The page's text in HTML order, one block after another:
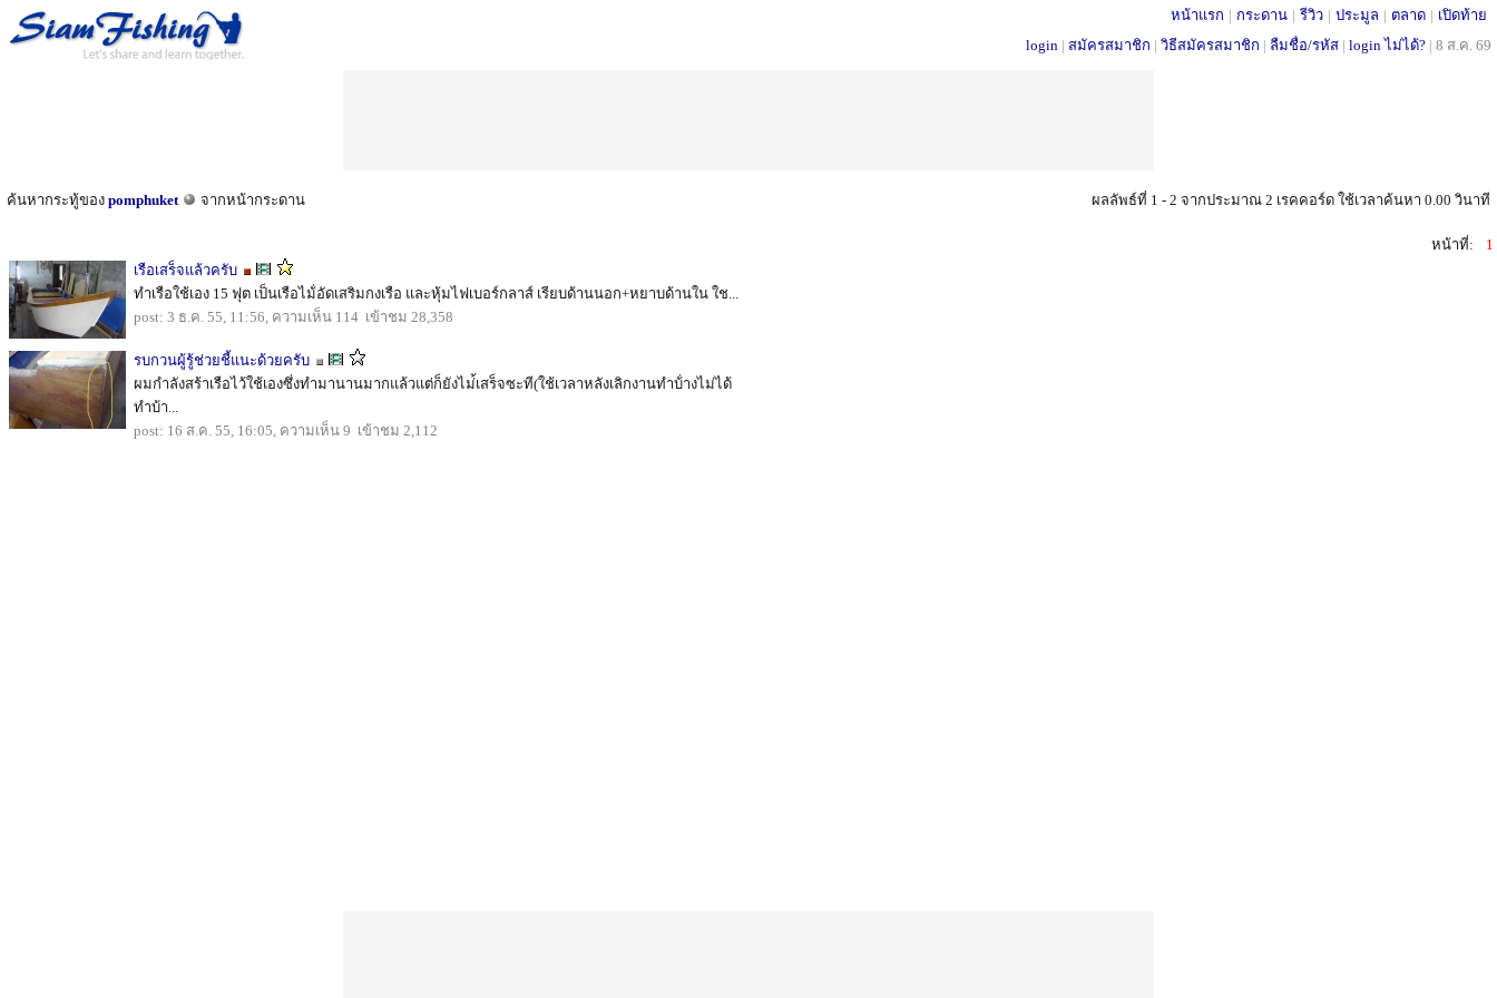
หน้าแรก | กระดาน | รีวิว | ประมูล | ตลาด | เปิดท้าย
login | สมัครสมาชิก | วิธีสมัครสมาชิก | ลืมชื่อ/รหัส | login ไม่ได้? | 8 ส.ค. 69
ค้นหากระทู้ของ pomphuket จากหน้ากระดาน ผลลัพธ์ที่ 1 - 2 จากประมาณ 2 เรคคอร์ด ใช้เวลาค้นหา 0.00 วินาที
หน้าที่:
1
เรือเสร็จแล้วครับ
ทำเรือใช้เอง 15 ฟุต เป็นเรือไม้่อัดเสริมกงเรือ และหุ้มไฟเบอร์กลาส์ เรียบด้านนอก+หยาบด้านใน ใช...
post: 3 ธ.ค. 55, 11:56, ความเห็น 114 เข้าชม 28,358
รบกวนผู้รู้ช่วยชี้แนะด้วยครับ
ผมกำลังสร้าเรือไว้ใช้เองซึ่งทำมานานมากแล้วแต่ก็ยังไม่้เสร็จซะที(ใช้เวลาหลังเลิกงานทำบ้่างไม่ได้
ทำบ้า...
post: 16 ส.ค. 55, 16:05, ความเห็น 9 เข้าชม 2,112